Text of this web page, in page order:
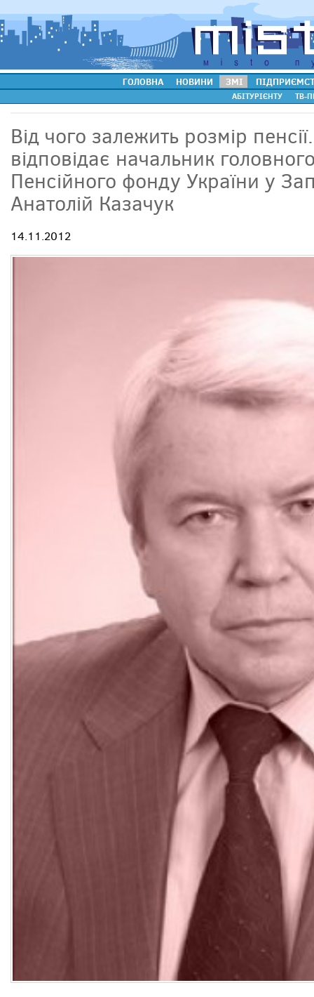
ГОЛОВНА НОВИНИ ЗМІ
АБІТУРІЄНТУ ТВ-
Від чого залежить розмір
відповідає начальник
Пенсійного фонду України у
Анатолій Казачук
14.11.2012